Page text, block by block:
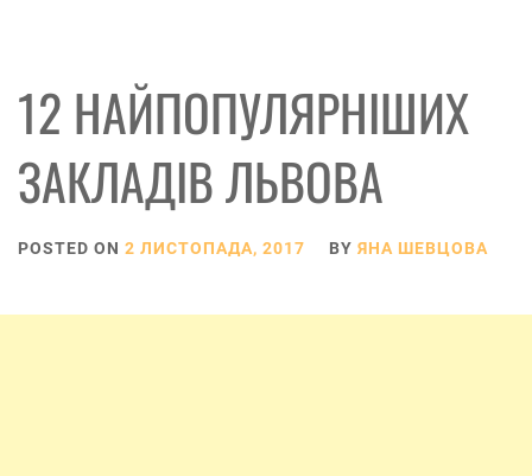
12 НАЙПОПУЛЯРНІШИХ
ЗАКЛАДІВ ЛЬВОВА
POSTED ON 2 ЛИСТОПАДА, 2017 BY ЯНА ШЕВЦОВА